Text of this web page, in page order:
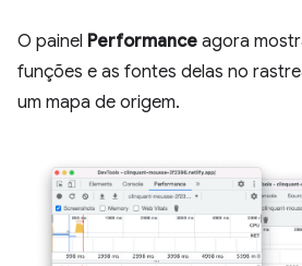
O painel Performance agora
funções e as fontes delas no
um mapa de origem.